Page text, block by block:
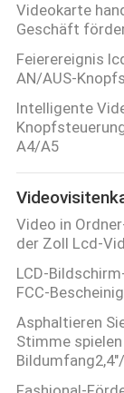
Videokarte
Geschäft
Feierereignis
AN/AUS-
Intelligente
A4/A5
Video in
der Zoll Lcd-
LCD-
FCC-
Asphaltieren
Stimme spielen